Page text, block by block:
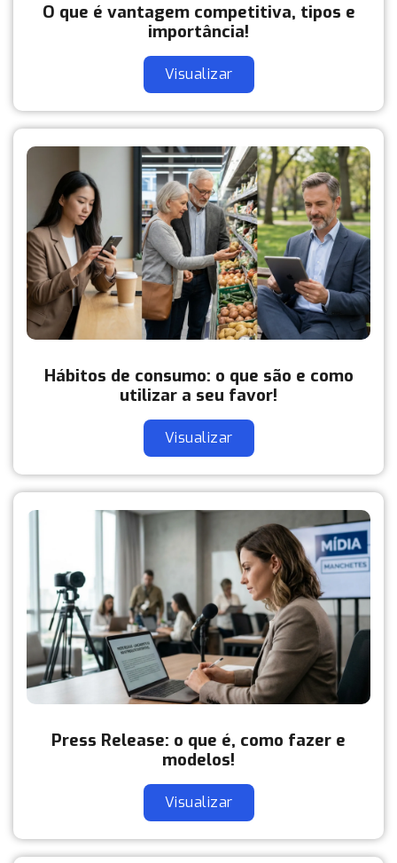
O que é vantagem competitiva, tipos e
importância!
Visualizar
Hábitos de consumo: o que são e como
utilizar a seu favor!
Visualizar
Press Release: o que é, como fazer e
modelos!
Visualizar